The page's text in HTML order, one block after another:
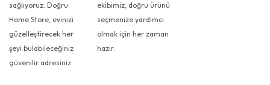
sağlıyoruz. Doğru
Home Store, evinizi
güzelleştirecek her
şeyi bulabileceğiniz
güvenilir adresiniz.
ekibimiz, doğru ürünü
seçmenize yardımcı
olmak için her zaman
hazır.